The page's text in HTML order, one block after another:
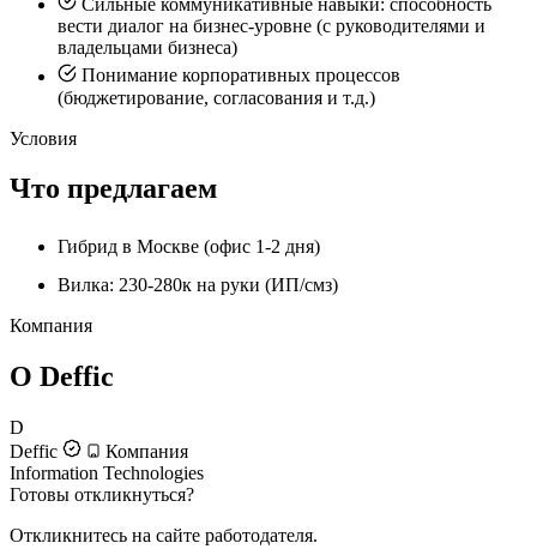
Сильные коммуникативные навыки: способность
вести диалог на бизнес-уровне (с руководителями и
владельцами бизнеса)
Понимание корпоративных процессов
(бюджетирование, согласования и т.д.)
Условия
Что предлагаем
Гибрид в Москве (офис 1-2 дня)
Вилка: 230-280к на руки (ИП/смз)
Компания
О Deffic
D
Deffic
Компания
Information Technologies
Готовы откликнуться?
Откликнитесь на сайте работодателя.